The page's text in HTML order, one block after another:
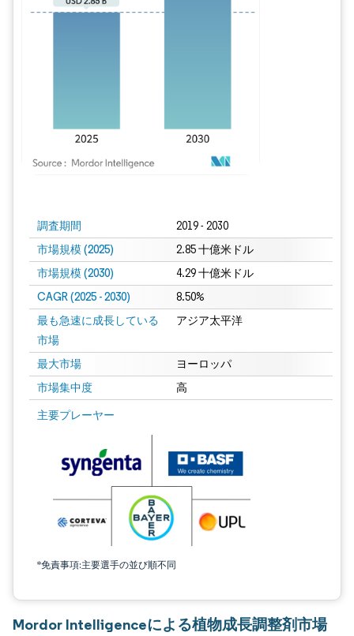
調査期間 2019 - 2030
市場規模 (2025) 2.85 十億米ドル
市場規模 (2030) 4.29 十億米ドル
CAGR (2025 - 2030) 8.50%
最も急速に成長している
市場
アジア太平洋
最大市場 ヨーロッパ
市場集中度 高
主要プレーヤー
*免責事項:主要選手の並び順不同
Mordor Intelligenceによる植物成長調整剤市場